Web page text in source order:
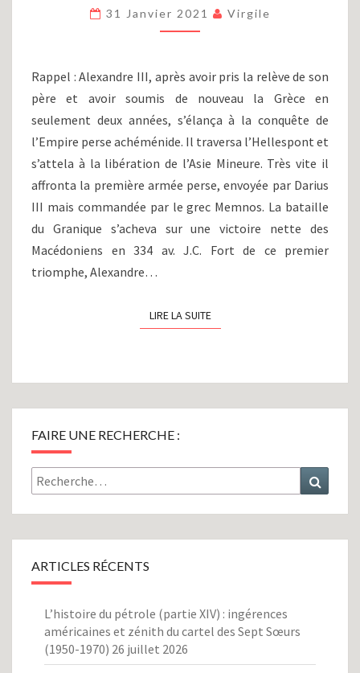
:
D’ISSOS
(333
–
331
AV.
J.C)
31 Janvier 2021 Virgile
Rappel : Alexandre III, après avoir pris la relève de son
père et avoir soumis de nouveau la Grèce en
seulement deux années, s’élança à la conquête de
l’Empire perse achéménide. Il traversa l’Hellespont et
s’attela à la libération de l’Asie Mineure. Très vite il
affronta la première armée perse, envoyée par Darius
III mais commandée par le grec Memnos. La bataille
du Granique s’acheva sur une victoire nette des
Macédoniens en 334 av. J.C. Fort de ce premier
triomphe, Alexandre…
LIRE LA SUITELIRE LA SUITE
FAIRE UNE RECHERCHE :
Rechercher :
ARTICLES RÉCENTS
L’histoire du pétrole (partie XIV) : ingérences
américaines et zénith du cartel des Sept Sœurs
(1950-1970) 26 juillet 2026